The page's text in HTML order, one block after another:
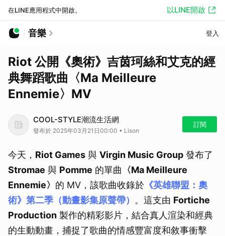
在LINE應用程式中開啟。 以LINE開啟
音樂 登入
Riot 公開《奧術》吉茵珂絲和艾克的經
典舞蹈歌曲〈Ma Meilleure
Ennemie〉MV
COOL-STYLE潮流生活網
發布於 2025年03月21日00:00 • Lison
訂閱
今天， Riot Games 與 Virgin Music Group 發布了
Stromae 與 Pomme 的單曲 〈Ma Meilleure
Ennemie〉 的 MV，該歌曲收錄於 《英雄聯盟：奧
術》第二季（動畫影集原聲帶） 。這支由 Fortiche
Production 製作的精彩影片，結合真人渲染和經典
的生動動畫，捕捉了歌曲的情感豐富度和敘事衝擊